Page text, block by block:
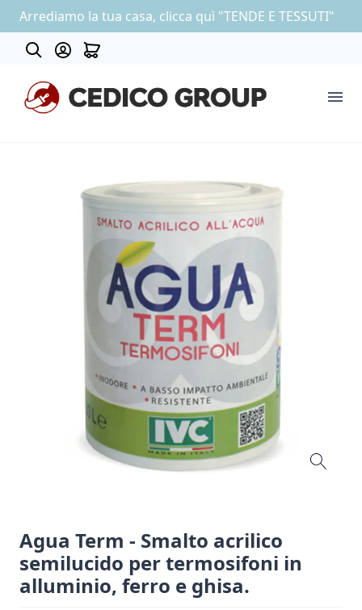
Arrediamo la tua casa, clicca quì "TENDE E TESSUTI"
COLLEZIONE CARTA DA PARATI
Agua Term - Smalto acrilico
semilucido per termosifoni in
alluminio, ferro e ghisa.